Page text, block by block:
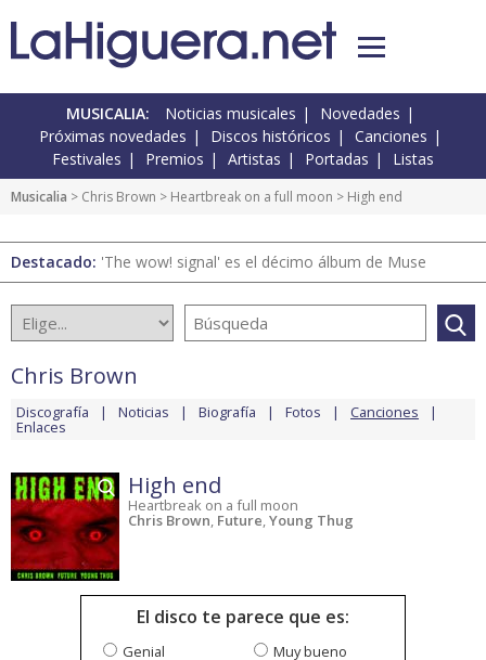
MUSICALIA: Noticias musicales
Novedades
Próximas novedades
Discos históricos
Canciones
Festivales
Premios Artistas Portadas Listas
Musicalia > Chris Brown > Heartbreak on a full moon > High end
Destacado: 'The wow! signal' es el décimo álbum de Muse
Chris Brown
Discografía Noticias Biografía Fotos Canciones
Enlaces
High end
Heartbreak on a full moon
Chris Brown, Future,Young Thug
El disco te parece que es:
Genial
Muy bueno